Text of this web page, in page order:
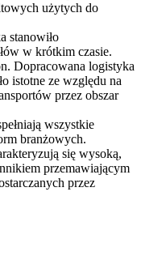
użytych do
stanowiło
w krótkim czasie.
Dopracowana logistyka
istotne ze względu na
przez obszar
wszystkie
branżowych.
się wysoką,
przemawiającym
przez